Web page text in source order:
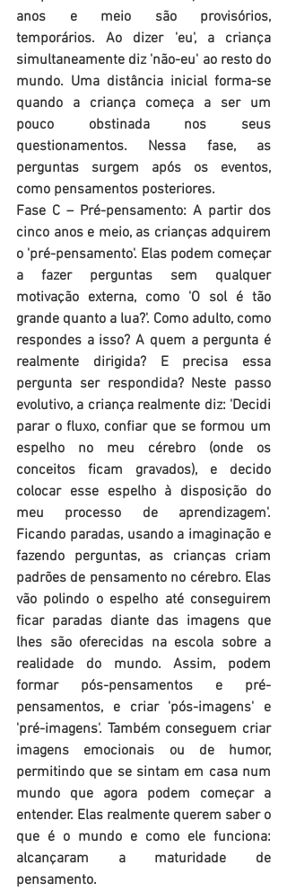
anos e meio são provisórios,
temporários. Ao dizer 'eu', a criança
simultaneamente diz 'não-eu' ao resto do
mundo. Uma distância inicial forma-se
quando a criança começa a ser um
pouco obstinada nos seus
questionamentos. Nessa fase, as
perguntas surgem após os eventos,
como pensamentos posteriores.
Fase C – Pré-pensamento: A partir dos
cinco anos e meio, as crianças adquirem
o 'pré-pensamento'. Elas podem começar
a fazer perguntas sem qualquer
motivação externa, como 'O sol é tão
grande quanto a lua?'. Como adulto, como
respondes a isso? A quem a pergunta é
realmente dirigida? E precisa essa
pergunta ser respondida? Neste passo
evolutivo, a criança realmente diz: 'Decidi
parar o fluxo, confiar que se formou um
espelho no meu cérebro (onde os
conceitos ficam gravados), e decido
colocar esse espelho à disposição do
meu processo de aprendizagem'.
Ficando paradas, usando a imaginação e
fazendo perguntas, as crianças criam
padrões de pensamento no cérebro. Elas
vão polindo o espelho até conseguirem
ficar paradas diante das imagens que
lhes são oferecidas na escola sobre a
realidade do mundo. Assim, podem
formar pós-pensamentos e pré-
pensamentos, e criar 'pós-imagens' e
'pré-imagens'. Também conseguem criar
imagens emocionais ou de humor,
permitindo que se sintam em casa num
mundo que agora podem começar a
entender. Elas realmente querem saber o
que é o mundo e como ele funciona:
alcançaram a maturidade de
pensamento.